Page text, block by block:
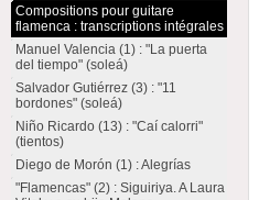
Compositions pour guitare
flamenca : transcriptions intégrales
Manuel Valencia (1) : "La puerta
del tiempo" (soleá)
Salvador Gutiérrez (3) : "11
bordones" (soleá)
Niño Ricardo (13) : "Caí calorri"
(tientos)
Diego de Morón (1) : Alegrías
"Flamencas" (2) : Siguiriya. A Laura